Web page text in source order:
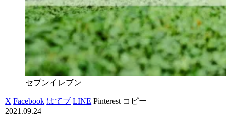
セブンイレブン
X Facebook はてブ LINE Pinterest コピー
2021.09.24